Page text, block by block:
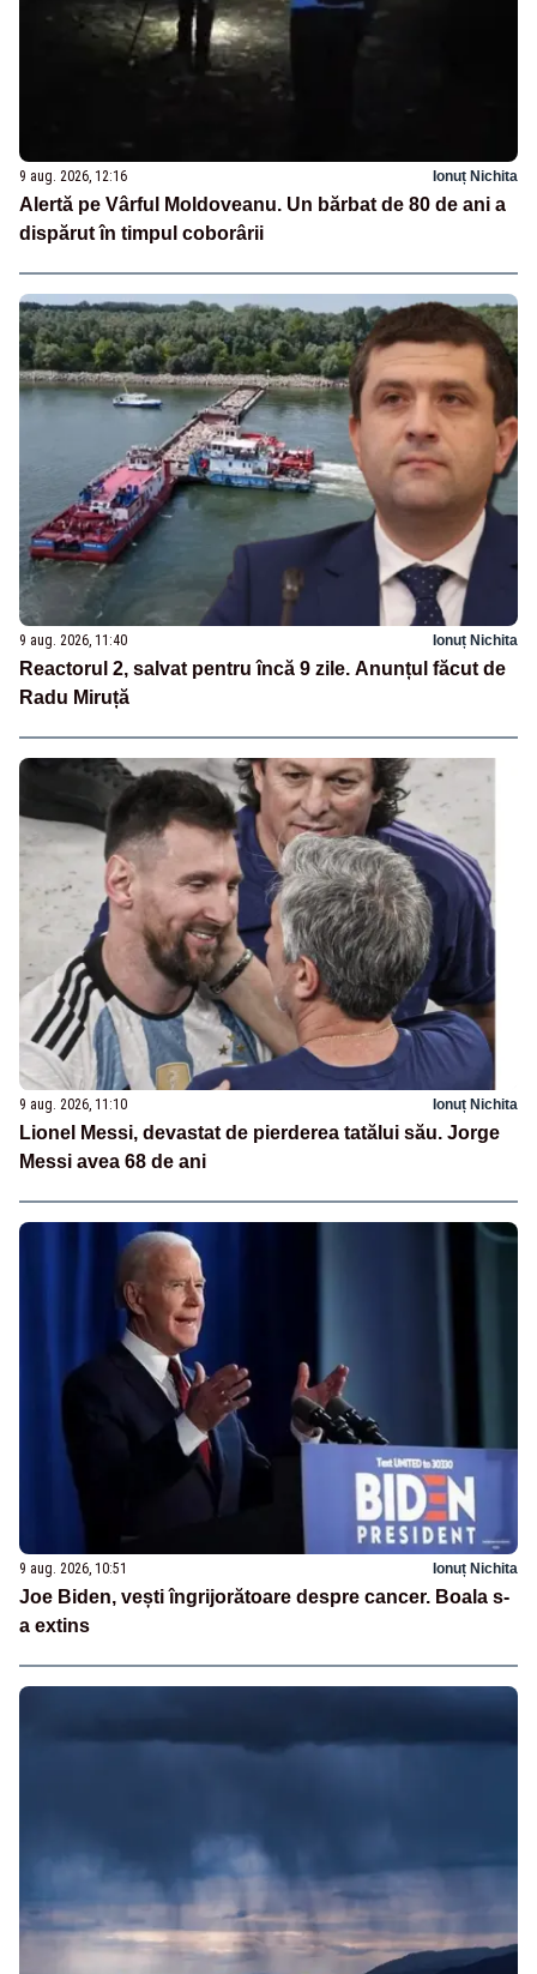
9 aug. 2026, 12:16 Ionuț Nichita
Alertă pe Vârful Moldoveanu. Un bărbat de 80 de ani a
dispărut în timpul coborârii
9 aug. 2026, 11:40 Ionuț Nichita
Reactorul 2, salvat pentru încă 9 zile. Anunțul făcut de
Radu Miruță
9 aug. 2026, 11:10 Ionuț Nichita
Lionel Messi, devastat de pierderea tatălui său. Jorge
Messi avea 68 de ani
9 aug. 2026, 10:51 Ionuț Nichita
Joe Biden, vești îngrijorătoare despre cancer. Boala s-
a extins